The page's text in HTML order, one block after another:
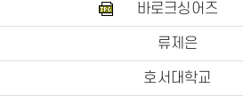
바로크싱어즈
류제은
호서대학교